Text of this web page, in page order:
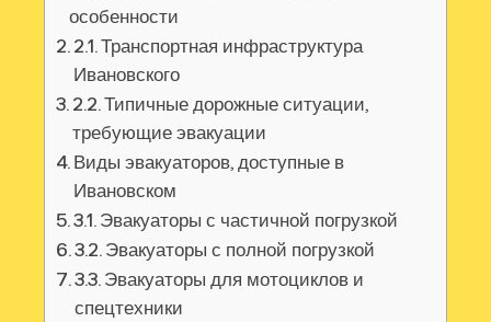
особенности
2.1. Транспортная инфраструктура
Ивановского
2.2. Типичные дорожные ситуации,
требующие эвакуации
Виды эвакуаторов, доступные в
Ивановском
3.1. Эвакуаторы с частичной погрузкой
3.2. Эвакуаторы с полной погрузкой
3.3. Эвакуаторы для мотоциклов и
спецтехники